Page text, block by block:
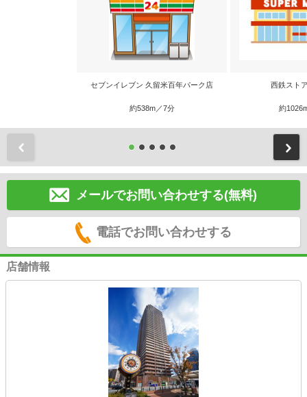
セブンイレブン 久留米百年パーク店
約538m／7分
西鉄スト
約
メールでお問い合わせする(無料)
電話でお問い合わせする
店舗情報